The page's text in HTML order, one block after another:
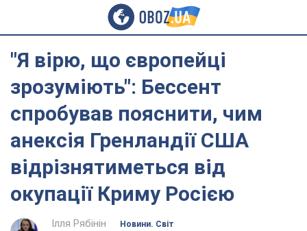
"Я вірю, що європейці
зрозуміють": Бессент
спробував пояснити, чим
анексія Гренландії США
відрізнятиметься від
окупації Криму Росією
Ілля Рябінін
Новини. Світ